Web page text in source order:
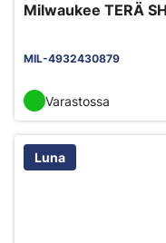
Milwaukee TERÄ
MIL-4932430879
Varastossa
Luna